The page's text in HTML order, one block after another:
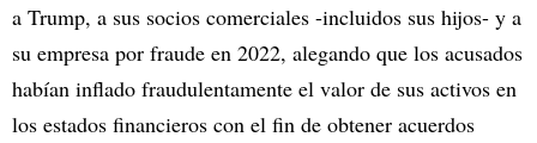
a Trump, a sus socios comerciales -incluidos sus hijos- y a
su empresa por fraude en 2022, alegando que los acusados
habían inflado fraudulentamente el valor de sus activos en
los estados financieros con el fin de obtener acuerdos